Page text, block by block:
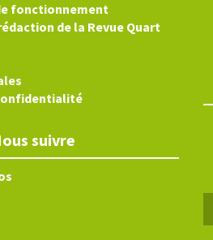
fonctionnement
de la Revue Quart
suivre